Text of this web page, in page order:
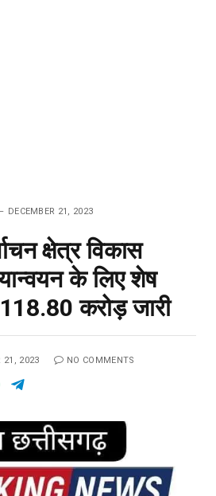
DECEMBER 21, 2023
क्षेत्र विकास
के लिए शेष
करोड़ जारी
21, 2023 NO COMMENTS